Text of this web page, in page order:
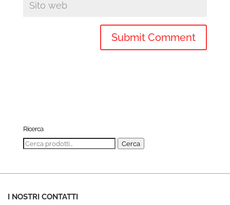
Ricerca
Cerca: Cerca
I NOSTRI CONTATTI